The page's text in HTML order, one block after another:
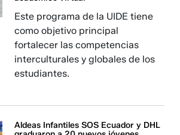
Este programa de la UIDE tiene
como objetivo principal
fortalecer las competencias
interculturales y globales de los
estudiantes.
Aldeas Infantiles SOS Ecuador y DHL